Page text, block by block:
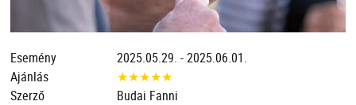
Esemény
2025.05.29. - 2025.06.01.
Ajánlás
★★★★★
Szerző
Budai Fanni